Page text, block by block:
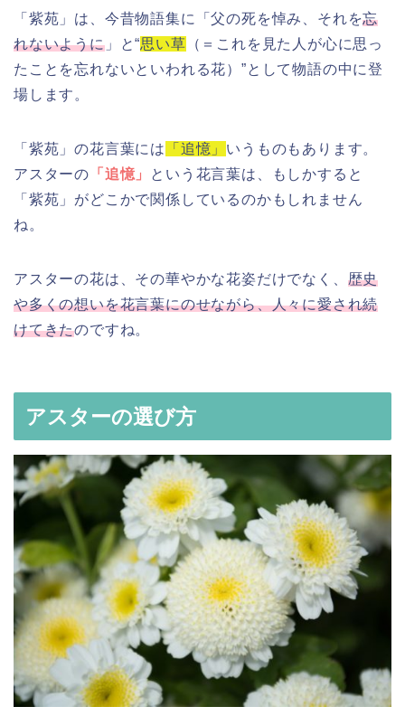
「紫苑」は、今昔物語集に「父の死を悼み、それを忘
れないように」と“思い草 （＝これを見た人が心に思っ
たことを忘れないといわれる花）”として物語の中に登
場します。
「紫苑」の花言葉には 「追憶」 いうものもあります。
アスターの 「追憶」
という花言葉は、もしかすると
「紫苑」がどこかで関係しているのかもしれません
ね。
アスターの花は、その華やかな花姿だけでなく、 歴史
や多くの想いを花言葉にのせながら、人々に愛され続
けてきたのですね。
アスターの選び方